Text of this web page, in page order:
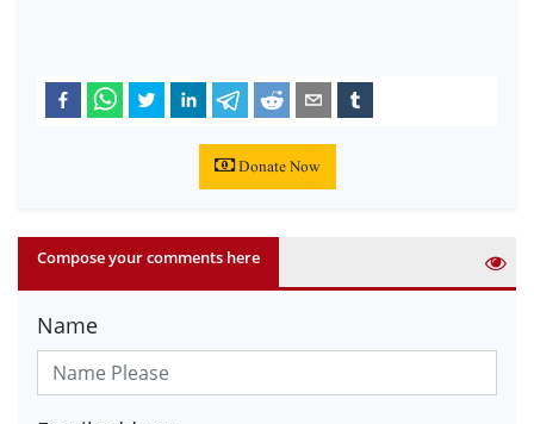
Donate Now
Compose your comments here
Name